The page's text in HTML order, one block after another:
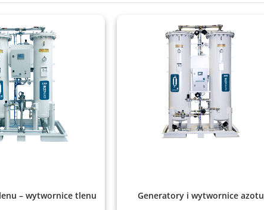
– wytwornice tlenu Generatory i wytwornice azotu